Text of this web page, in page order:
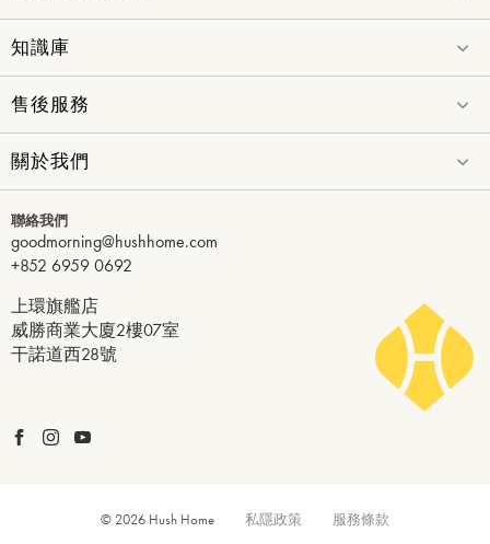
知識庫
售後服務
關於我們
聯絡我們
goodmorning@hushhome.com
+852 6959 0692
上環旗艦店
威勝商業大廈2樓07室
干諾道西28號
© 2026 Hush Home 私隱政策 服務條款